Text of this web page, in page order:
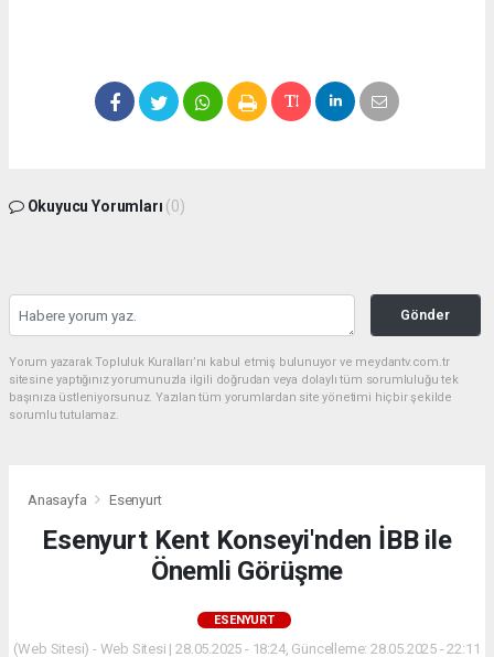
Okuyucu Yorumları (0)
Gönder
Yorum yazarak Topluluk Kuralları’nı kabul etmiş bulunuyor ve meydantv.com.tr
sitesine yaptığınız yorumunuzla ilgili doğrudan veya dolaylı tüm sorumluluğu tek
başınıza üstleniyorsunuz. Yazılan tüm yorumlardan site yönetimi hiçbir şekilde
sorumlu tutulamaz.
Anasayfa Esenyurt
Esenyurt Kent Konseyi'nden İBB ile
Önemli Görüşme
ESENYURT
(Web Sitesi) - Web Sitesi | 28.05.2025 - 18:24, Güncelleme: 28.05.2025 - 22:11